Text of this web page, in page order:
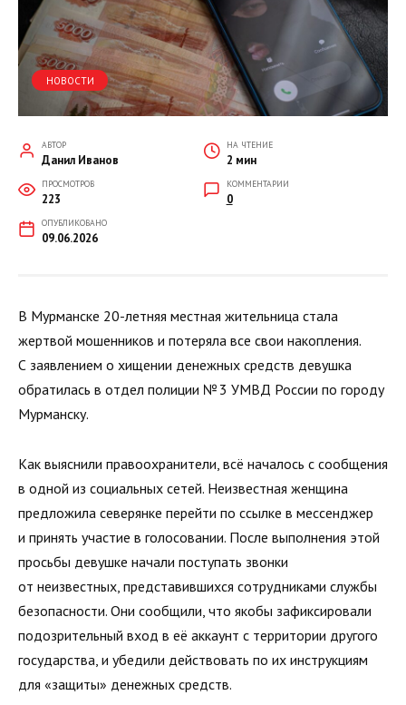
НОВОСТИ
АВТОР
Данил Иванов
НА ЧТЕНИЕ
2 мин
ПРОСМОТРОВ
223
КОММЕНТАРИИ
0
ОПУБЛИКОВАНО
09.06.2026
В Мурманске 20-летняя местная жительница стала
жертвой мошенников и потеряла все свои накопления.
С заявлением о хищении денежных средств девушка
обратилась в отдел полиции № 3 УМВД России по городу
Мурманску.
Как выяснили правоохранители, всё началось с сообщения
в одной из социальных сетей. Неизвестная женщина
предложила северянке перейти по ссылке в мессенджер
и принять участие в голосовании. После выполнения этой
просьбы девушке начали поступать звонки
от неизвестных, представившихся сотрудниками службы
безопасности. Они сообщили, что якобы зафиксировали
подозрительный вход в её аккаунт с территории другого
государства, и убедили действовать по их инструкциям
для «защиты» денежных средств.